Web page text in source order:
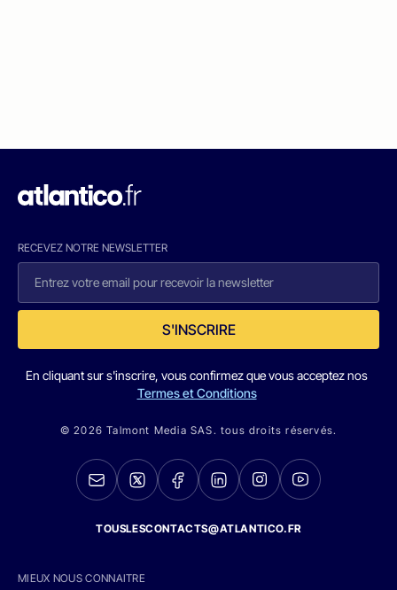
RECEVEZ NOTRE NEWSLETTER
S'INSCRIRE
En cliquant sur s'inscrire, vous confirmez que vous acceptez nos
Termes et Conditions
© 2026 Talmont Media SAS. tous droits réservés.
TOUSLESCONTACTS@ATLANTICO.FR
MIEUX NOUS CONNAITRE